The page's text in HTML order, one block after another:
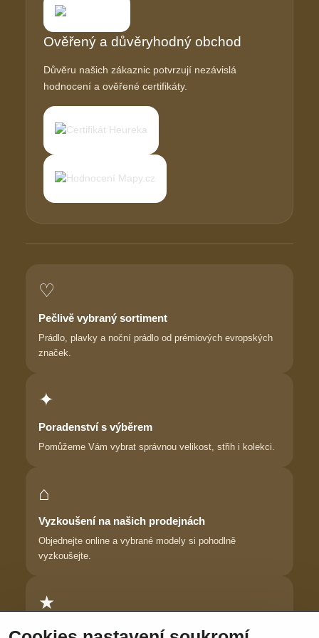
Ověřený a důvěryhodný obchod
Důvěru našich zákaznic potvrzují nezávislá
hodnocení a ověřené certifikáty.
♡
Pečlivě vybraný sortiment
Prádlo, plavky a noční prádlo od prémiových evropských
značek.
✦
Poradenství s výběrem
Pomůžeme Vám vybrat správnou velikost, střih i kolekci.
⌂
Vyzkoušení na našich prodejnách
Objednejte online a vybrané modely si pohodlně
vyzkoušejte.
★
Důvěra zákaznic